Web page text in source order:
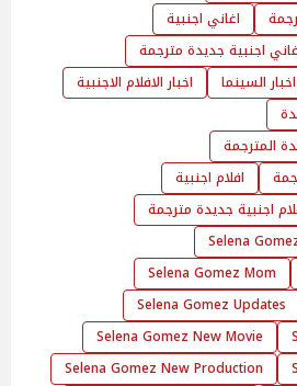
اغاني اجنبية
اجنبية جديدة مترجمة
اخبار السينما
اخبار الافلام الاجنبية
المترجمة
افلام اجنبية
اجنبية جديدة مترجمة
Selena
Selena Gomez Mom
Selena Gomez Updates
Selena Gomez New Movie
Selena Gomez New Production